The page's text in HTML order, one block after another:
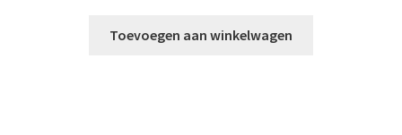
was:
is:
Toevoegen aan winkelwagen